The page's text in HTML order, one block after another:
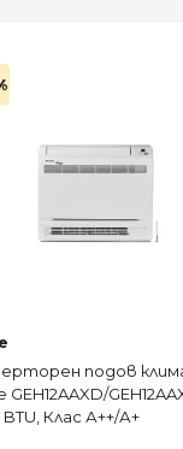
подов
GEH12AAXD/
Клас А++/А+